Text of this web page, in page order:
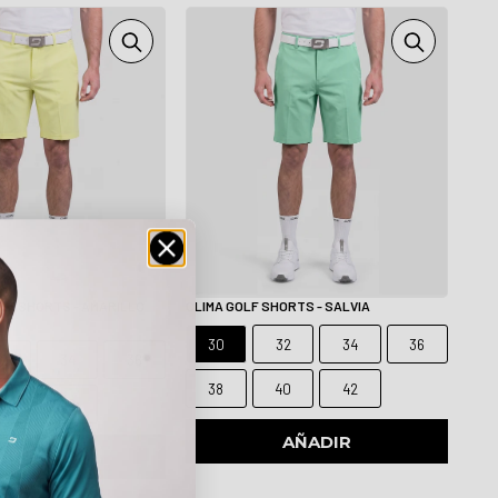
SHORTS - AMARILLO
42
AÑADIR
CLIMA GOLF SHORTS - SALVIA
30 32 34 36
38 40 42
AÑADIR